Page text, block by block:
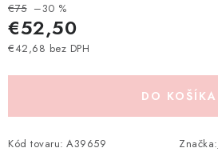
€75 –30 %
€52,50
€42,68 bez DPH
DO KOŠÍKA
Kód tovaru: A39659 Značka: